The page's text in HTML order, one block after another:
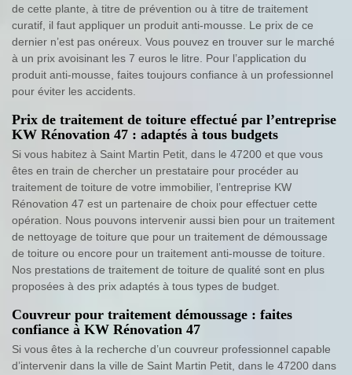
de cette plante, à titre de prévention ou à titre de traitement
curatif, il faut appliquer un produit anti-mousse. Le prix de ce
dernier n’est pas onéreux. Vous pouvez en trouver sur le marché
à un prix avoisinant les 7 euros le litre. Pour l’application du
produit anti-mousse, faites toujours confiance à un professionnel
pour éviter les accidents.
Prix de traitement de toiture effectué par l’entreprise
KW Rénovation 47 : adaptés à tous budgets
Si vous habitez à Saint Martin Petit, dans le 47200 et que vous
êtes en train de chercher un prestataire pour procéder au
traitement de toiture de votre immobilier, l’entreprise KW
Rénovation 47 est un partenaire de choix pour effectuer cette
opération. Nous pouvons intervenir aussi bien pour un traitement
de nettoyage de toiture que pour un traitement de démoussage
de toiture ou encore pour un traitement anti-mousse de toiture.
Nos prestations de traitement de toiture de qualité sont en plus
proposées à des prix adaptés à tous types de budget.
Couvreur pour traitement démoussage : faites
confiance à KW Rénovation 47
Si vous êtes à la recherche d’un couvreur professionnel capable
d’intervenir dans la ville de Saint Martin Petit, dans le 47200 dans